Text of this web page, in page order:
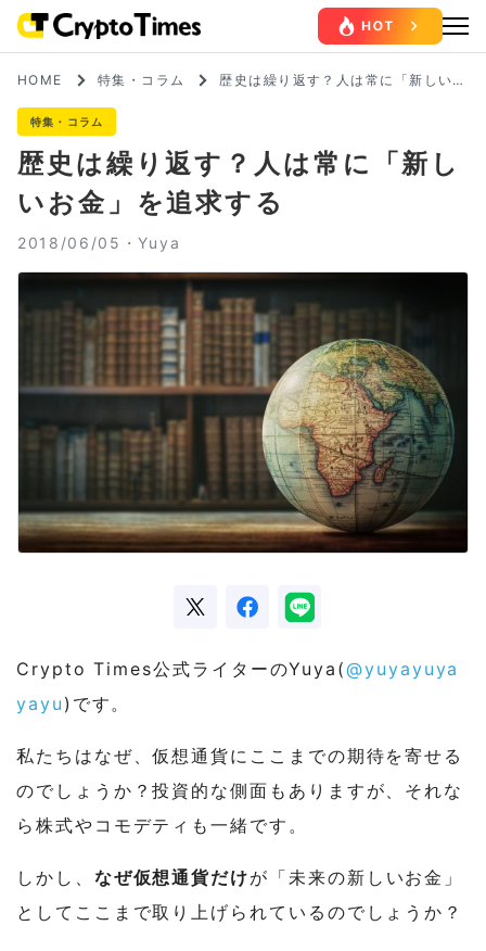
HOME 特集・コラム
歴史は繰り返す？人は常に「新しいお
特集・コラム
歴史は繰り返す？人は常に「新し
いお金」を追求する
2018/06/05・Yuya
Crypto Times公式ライターのYuya(@yuyayuya
yayu )です。
私たちはなぜ、仮想通貨にここまでの期待を寄せる
のでしょうか？投資的な側面もありますが、それな
ら株式やコモデティも一緒です。
しかし、 なぜ仮想通貨だけが「未来の新しいお金」
としてここまで取り上げられているのでしょうか？